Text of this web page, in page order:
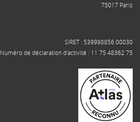
75017 Paris
SIRET : 539998856 00030
Numéro de déclaration d'activité : 11 75 48362 75